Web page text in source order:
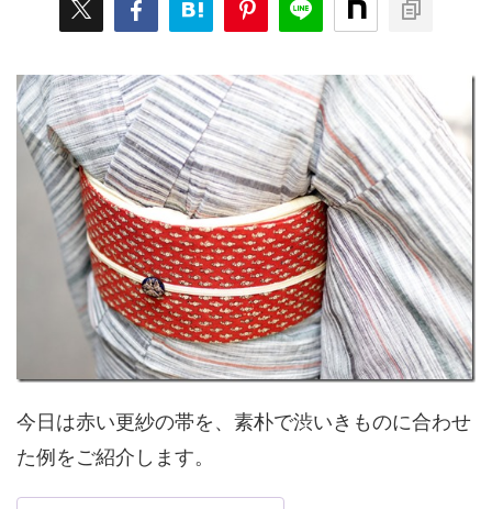
今日は赤い更紗の帯を、素朴で渋いきものに合わせ
た例をご紹介します。